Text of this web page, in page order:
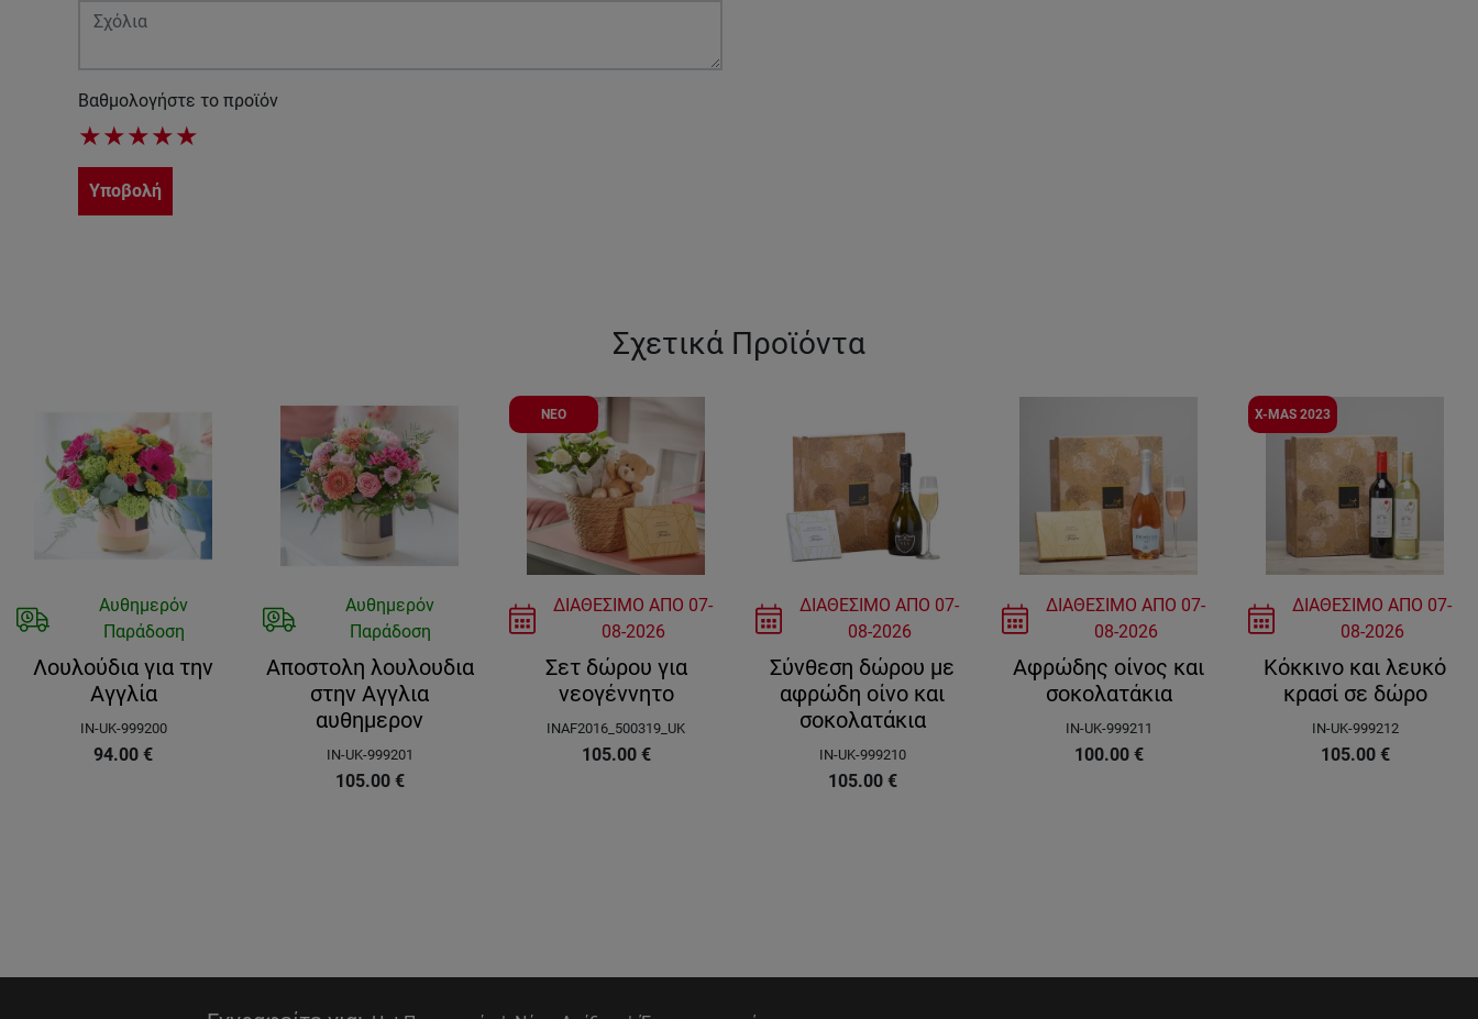
Βαθμολογήστε το προϊόν
★★★★★
Υποβολή
Σχετικά Προϊόντα
Αυθημερόν
Παράδοση
Λουλούδια για την
Αγγλία
IN-UK-999200
94.00 €
Αυθημερόν
Παράδοση
Αποστολη λουλουδια
στην Αγγλια
αυθημερον
IN-UK-999201
105.00 €
ΝΕΟ
ΔΙΑΘΕΣΙΜΟ ΑΠΟ 07-
08-2026
Σετ δώρου για
νεογέννητο
INAF2016_500319_UK
105.00 €
ΔΙΑΘΕΣΙΜΟ ΑΠΟ 07-
08-2026
Σύνθεση δώρου με
αφρώδη οίνο και
σοκολατάκια
IN-UK-999210
105.00 €
ΔΙΑΘΕΣΙΜΟ ΑΠΟ 07-
08-2026
Αφρώδης οίνος και
σοκολατάκια
IN-UK-999211
100.00 €
X-MAS 2023
ΔΙΑΘΕΣΙΜΟ ΑΠΟ 07-
08-2026
Κόκκινο και λευκό
κρασί σε δώρο
IN-UK-999212
105.00 €